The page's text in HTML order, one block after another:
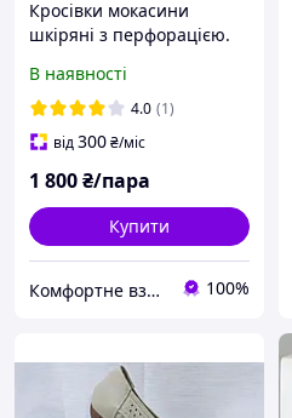
Кросівки мокасини
шкіряні з перфорацією.
В наявності
4.0 (1)
від300₴/міс
1 800₴/пара
Купити
Комфортне взуття 100%